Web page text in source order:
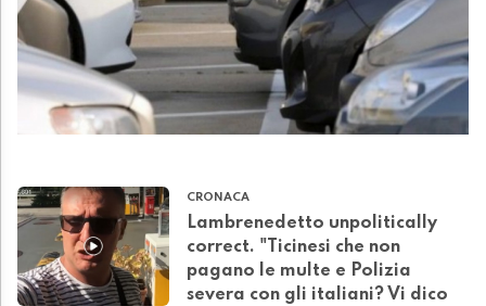
CRONACA
Lambrenedetto unpolitically
correct. "Ticinesi che non
pagano le multe e Polizia
severa con gli italiani? Vi dico